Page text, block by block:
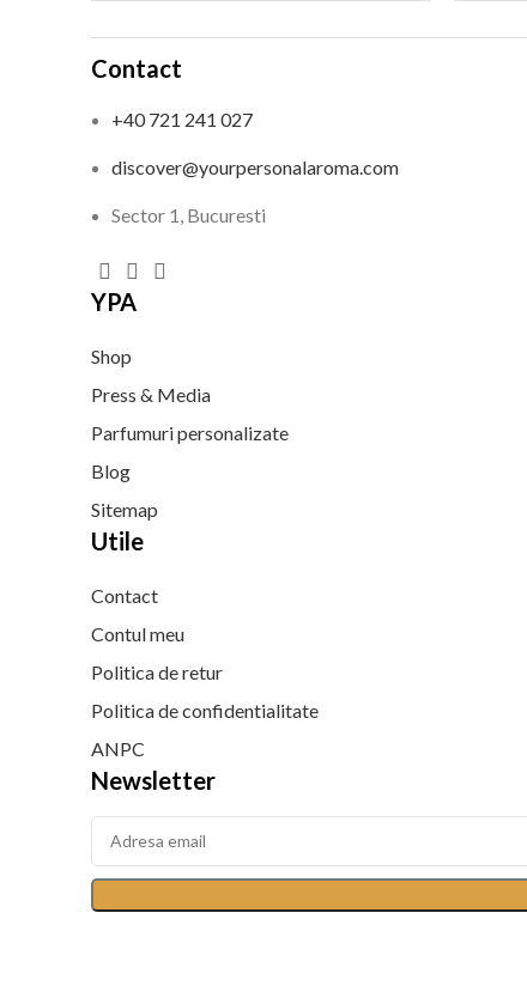
Contact
+40 721 241 027
discover@yourpersonalaroma.com
Sector 1, Bucuresti
YPA
Shop
Press & Media
Parfumuri personalizate
Blog
Sitemap
Utile
Contact
Contul meu
Politica de retur
Politica de confidentialitate
ANPC
Newsletter